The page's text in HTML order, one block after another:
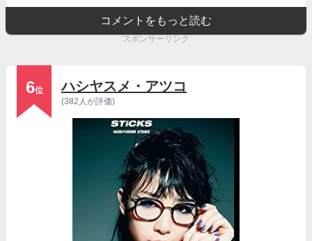
コメントをもっと読む
スポンサーリンク
6位 ハシヤスメ・アツコ
(382人が評価)